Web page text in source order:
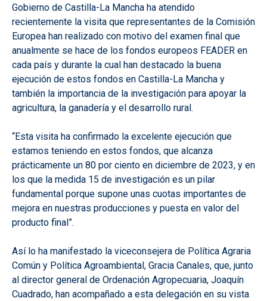
Gobierno de Castilla-La Mancha ha atendido
recientemente la visita que representantes de la Comisión
Europea han realizado con motivo del examen final que
anualmente se hace de los fondos europeos FEADER en
cada país y durante la cual han destacado la buena
ejecución de estos fondos en Castilla-La Mancha y
también la importancia de la investigación para apoyar la
agricultura, la ganadería y el desarrollo rural.
“Esta visita ha confirmado la excelente ejecución que
estamos teniendo en estos fondos, que alcanza
prácticamente un 80 por ciento en diciembre de 2023, y en
los que la medida 15 de investigación es un pilar
fundamental porque supone unas cuotas importantes de
mejora en nuestras producciones y puesta en valor del
producto final”.
Así lo ha manifestado la viceconsejera de Política Agraria
Común y Política Agroambiental, Gracia Canales, que, junto
al director general de Ordenación Agropecuaria, Joaquín
Cuadrado, han acompañado a esta delegación en su vista